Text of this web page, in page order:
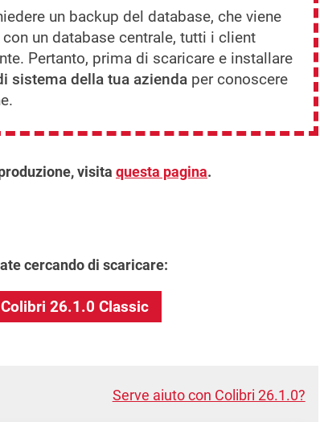
un backup del database, che viene
un database centrale, tutti i client
Pertanto, prima di scaricare e installare
sistema della tua azienda per conoscere
visita questa pagina.
cercando di scaricare:
Colibri 26.1.0 Classic
Serve aiuto con Colibri 26.1.0?